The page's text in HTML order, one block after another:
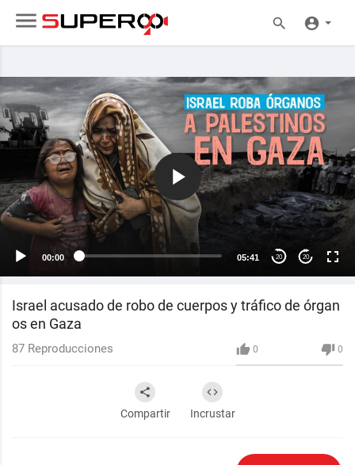
00:00 05:41 20 20
Israel acusado de robo de cuerpos y tráfico de órgan
os en Gaza
0 0
87 Reproducciones
Compartir Incrustar